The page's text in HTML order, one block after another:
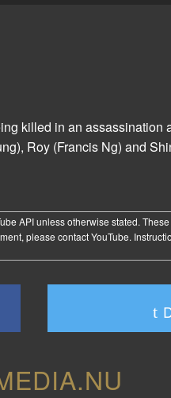
killed in an assassination
Roy (Francis Ng) and
APIunless otherwise stated.
please contact YouTube.